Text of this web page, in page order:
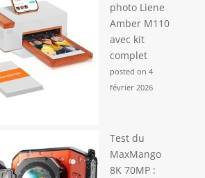
photo Liene
Amber M110
avec kit
complet
posted on 4
février 2026
Test du
MaxMango
8K 70MP :